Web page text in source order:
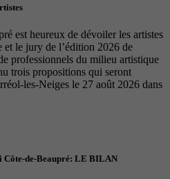
est heureux de dévoiler les artistes
et le jury de l’édition 2026 de
professionnels du milieu artistique
trois propositions qui seront
les-Neiges le 27 août 2026 dans
Côte-de-Beaupré: LE BILAN